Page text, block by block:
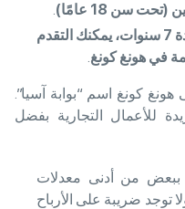
سن 18 عامًا)
.
7 سنوات، يمكنك التقدم
في هونغ كونغ.
كونغ اسم “بوابة آسيا”.
للأعمال التجارية بفضل
ببعض من أدنى معدلات
الأرباح (16.5%)، ولا توجد ضريبة على الأرباح